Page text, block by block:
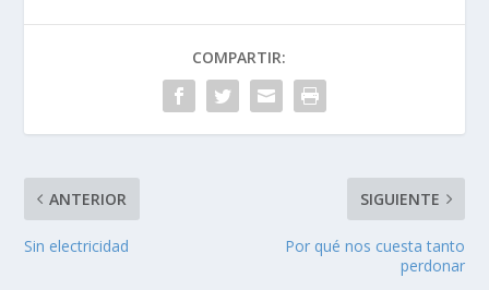
COMPARTIR:
ANTERIOR
Sin electricidad
SIGUIENTE
Por qué nos cuesta tanto
perdonar